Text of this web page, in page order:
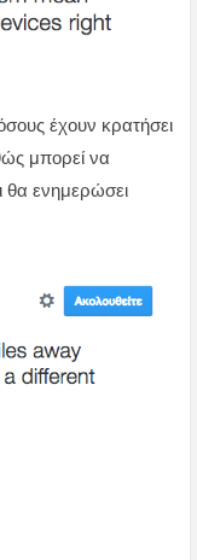
έχουν κρατήσει
μπορεί να
θα ενημερώσει